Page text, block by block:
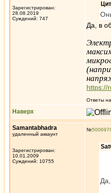
Зарегистрирован:
28.08.2019
Суждений: 747
Да, в
https://
Ответы
Наверх
Samantabhadra
удаленный аккаунт
Зарегистрирован:
10.01.2009
Суждений: 10755
№500697